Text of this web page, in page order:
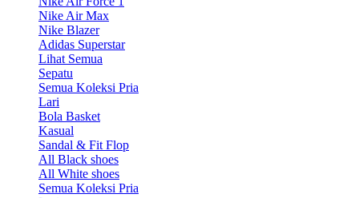
Nike Air Max
Nike Blazer
Adidas Superstar
Lihat Semua
Sepatu
Semua Koleksi Pria
Lari
Bola Basket
Kasual
Sandal & Fit Flop
All Black shoes
All White shoes
Semua Koleksi Pria